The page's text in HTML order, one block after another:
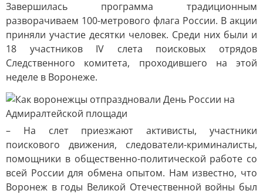
Завершилась программа традиционным
разворачиваем 100-метрового флага России. В акции
приняли участие десятки человек. Среди них были и
18 участников IV слета поисковых отрядов
Следственного комитета, проходившего на этой
неделе в Воронеже.
– На слет приезжают активисты, участники
поискового движения, следователи-криминалисты,
помощники в общественно-политической работе со
всей России для обмена опытом. Нам известно, что
Воронеж в годы Великой Отечественной войны был